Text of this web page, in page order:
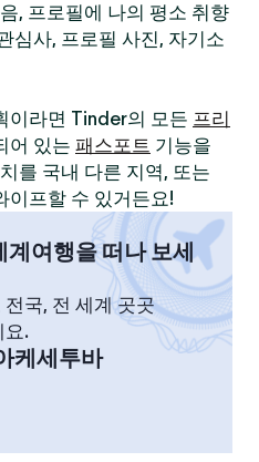
, 프로필에 나의 평소 취향
심사, 프로필 사진, 자기소
이라면 Tinder의 모든 프리
어 있는 패스포트 기능을
를 국내 다른 지역, 또는
이프할 수 있거든요!
여행을 떠나 보세
국, 전 세계 곳곳
요.
케세투바